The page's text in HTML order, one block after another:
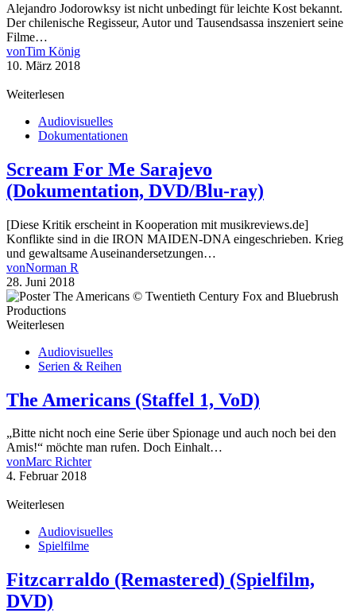
Alejandro Jodorowksy ist nicht unbedingt für leichte Kost bekannt.
Der chilenische Regisseur, Autor und Tausendsassa inszeniert seine
Filme…
vonTim König
10. März 2018
Weiterlesen
Audiovisuelles
Dokumentationen
Scream For Me Sarajevo
(Dokumentation, DVD/Blu-ray)
[Diese Kritik erscheint in Kooperation mit musikreviews.de]
Konflikte sind in die IRON MAIDEN-DNA eingeschrieben. Krieg
und gewaltsame Auseinandersetzungen…
vonNorman R
28. Juni 2018
Weiterlesen
Audiovisuelles
Serien & Reihen
The Americans (Staffel 1, VoD)
„Bitte nicht noch eine Serie über Spionage und auch noch bei den
Amis!“ möchte man rufen. Doch Einhalt…
vonMarc Richter
4. Februar 2018
Weiterlesen
Audiovisuelles
Spielfilme
Fitzcarraldo (Remastered) (Spielfilm,
DVD)